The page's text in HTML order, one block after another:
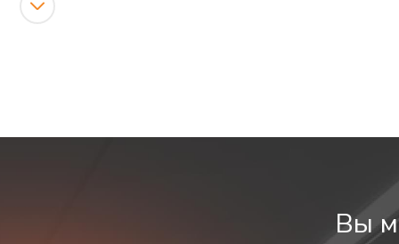
Аварийный светильник PL EM 3.0 имеет
Это гарантирует полную
напряжением 220 ~
Универсальный аварийный светильник Вы